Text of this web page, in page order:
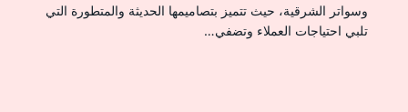
وسواتر الشرقية، حيث تتميز بتصاميمها الحديثة والمتطورة التي
تلبي احتياجات العملاء وتضفي…